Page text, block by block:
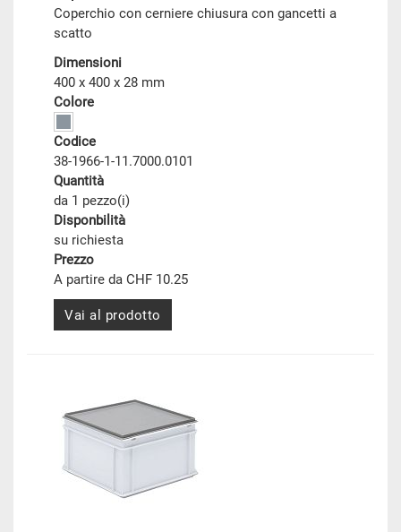
Coperchio con cerniere chiusura con gancetti a
scatto
Dimensioni
400 x 400 x 28 mm
Colore
Codice
38-1966-1-11.7000.0101
Quantità
da 1 pezzo(i)
Disponbilità
su richiesta
Prezzo
A partire da CHF 10.25
Vai al prodotto